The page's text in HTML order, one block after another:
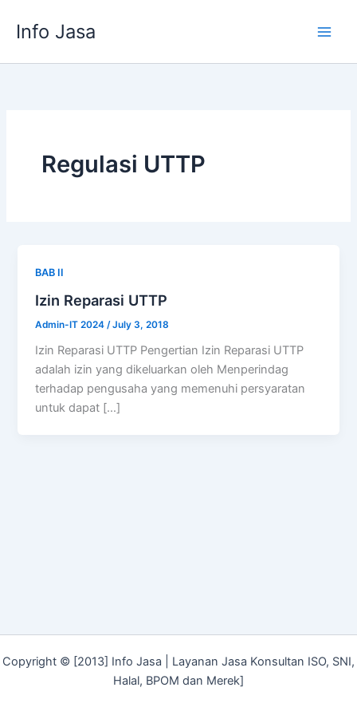
Info Jasa
Regulasi UTTP
BAB II
Izin Reparasi UTTP
Admin-IT 2024 /July 3, 2018
Izin Reparasi UTTP Pengertian Izin Reparasi UTTP
adalah izin yang dikeluarkan oleh Menperindag
terhadap pengusaha yang memenuhi persyaratan
untuk dapat […]
Copyright © [2013] Info Jasa | Layanan Jasa Konsultan ISO, SNI,
Halal, BPOM dan Merek]